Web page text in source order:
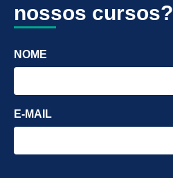
nossos cursos?
NOME
E-MAIL